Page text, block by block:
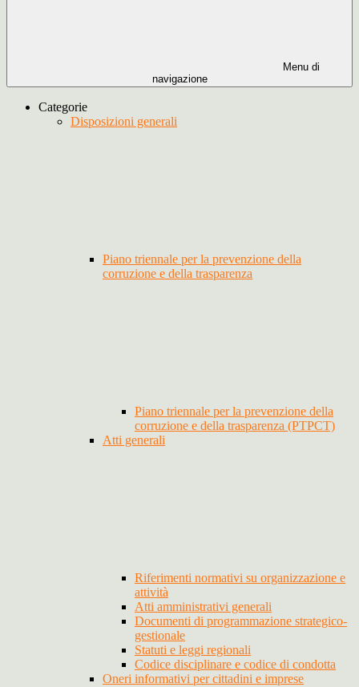
Menu di
navigazione
Categorie
Disposizioni generali
Piano triennale per la prevenzione della
corruzione e della trasparenza
Piano triennale per la prevenzione della
corruzione e della trasparenza (PTPCT)
Atti generali
Riferimenti normativi su organizzazione e
attività
Atti amministrativi generali
Documenti di programmazione strategico-
gestionale
Statuti e leggi regionali
Codice disciplinare e codice di condotta
Oneri informativi per cittadini e imprese